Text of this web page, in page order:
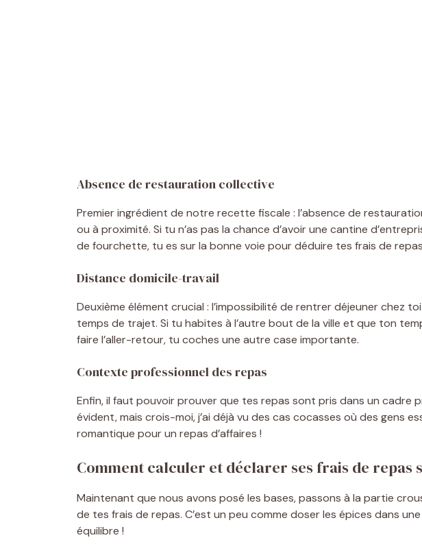
Absence de restauration collective
Premier ingrédient de notre recette fiscale : l’absence de
ou à proximité. Si tu n’as pas la chance d’avoir une cantine
de fourchette, tu es sur la bonne voie pour déduire tes frais de
Distance domicile-travail
Deuxième élément crucial : l’impossibilité de rentrer déjeuner chez
temps de trajet. Si tu habites à l’autre bout de la ville et que ton
faire l’aller-retour, tu coches une autre case importante.
Contexte professionnel des repas
Enfin, il faut pouvoir prouver que tes repas sont pris dans un cadre
évident, mais crois-moi, j’ai déjà vu des cas cocasses où des gens
romantique pour un repas d’affaires !
Comment calculer et déclarer ses frais de repas
Maintenant que nous avons posé les bases, passons à la partie
de tes frais de repas. C’est un peu comme doser les épices dans
équilibre !